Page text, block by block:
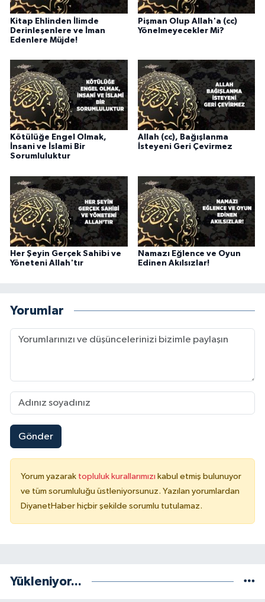
Kitap Ehlinden İlimde
Derinleşenlere ve İman
Edenlere Müjde!
Pişman Olup Allah'a (cc)
Yönelmeyecekler Mi?
Kötülüğe Engel Olmak,
İnsani ve İslami Bir
Sorumluluktur
Allah (cc), Bağışlanma
İsteyeni Geri Çevirmez
Her Şeyin Gerçek Sahibi ve
Yöneteni Allah'tır
Namazı Eğlence ve Oyun
Edinen Akılsızlar!
Yorumlar
Gönder
Yorum yazarak topluluk kurallarımızı kabul etmiş bulunuyor
ve tüm sorumluluğu üstleniyorsunuz. Yazılan yorumlardan
DiyanetHaber hiçbir şekilde sorumlu tutulamaz.
Yükleniyor...
Karaman Müftülüğü
Kars Müftülüğü
Kastamonu Müftülüğü
Kayseri Müftülüğü
Kilis Müftülüğü
Kırklareli Müftülüğü
Kırşehir Müftülüğü
Kocaeli Müftülüğü
Manisa Müftülüğü
Mardin Müftülüğü
Mersin Müftülüğü
Ordu Müftülüğü